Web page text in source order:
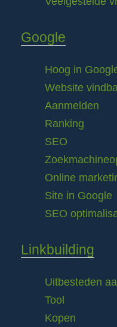
Google
Hoog in
Website
Aanmelden
Ranking
SEO
Online
Site in Google
SEO
Linkbuilding
Uitbesteden
Tool
Kopen